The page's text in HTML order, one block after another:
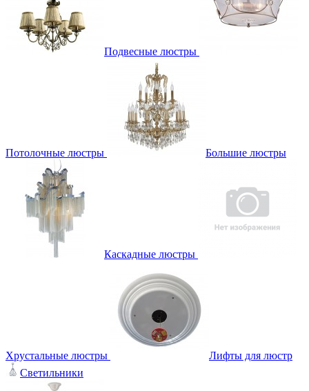
Подвесные люстры
Потолочные люстры Большие люстры
Каскадные люстры
Хрустальные люстры
Лифты для люстр
Светильники